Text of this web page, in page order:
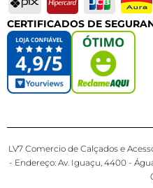
CERTIFICADOS DE
LV7 Comercio de Calçados e
- Endereço: Av. Iguaçu, 4400 -